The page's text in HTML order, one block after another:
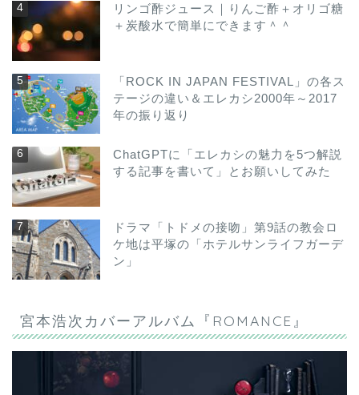
リンゴ酢ジュース｜りんご酢＋オリゴ糖
＋炭酸水で簡単にできます＾＾
「ROCK IN JAPAN FESTIVAL」の各ス
テージの違い＆エレカシ2000年～2017
年の振り返り
ChatGPTに「エレカシの魅力を5つ解説
する記事を書いて」とお願いしてみた
ドラマ「トドメの接吻」第9話の教会ロ
ケ地は平塚の「ホテルサンライフガーデ
ン」
宮本浩次カバーアルバム『ROMANCE』